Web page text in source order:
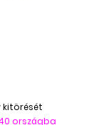
kitörését
országba